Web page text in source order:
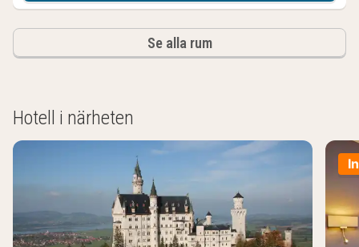
Se alla rum
Hotell i närheten